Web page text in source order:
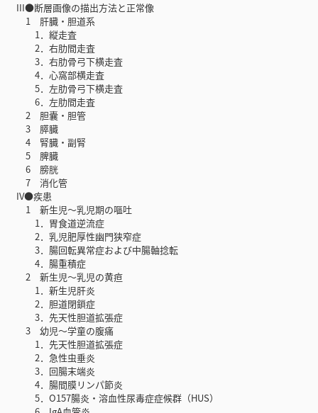
III●断層画像の描出方法と正常像
1 肝臓・胆道系
1．縦走査
2．右肋間走査
3．右肋骨弓下横走査
4．心窩部横走査
5．左肋骨弓下横走査
6．左肋間走査
2 胆囊・胆管
3 膵臓
4 腎臓・副腎
5 脾臓
6 膀胱
7 消化管
IV●疾患
1 新生児～乳児期の嘔吐
1．胃食道逆流症
2．乳児肥厚性幽門狭窄症
3．腸回転異常症および中腸軸捻転
4．腸重積症
2 新生児～乳児の黄疸
1．新生児肝炎
2．胆道閉鎖症
3．先天性胆道拡張症
3 幼児～学童の腹痛
1．先天性胆道拡張症
2．急性虫垂炎
3．回腸末端炎
4．腸間膜リンパ節炎
5．O157腸炎・溶血性尿毒症症候群（HUS）